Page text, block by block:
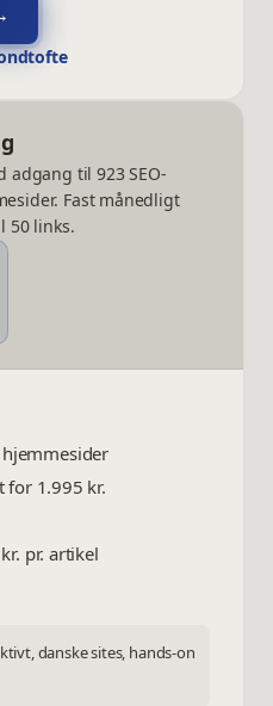
til 923 SEO-
Fast månedligt
50 links.
for 1.995 kr.
pr. artikel
danske sites, hands-on